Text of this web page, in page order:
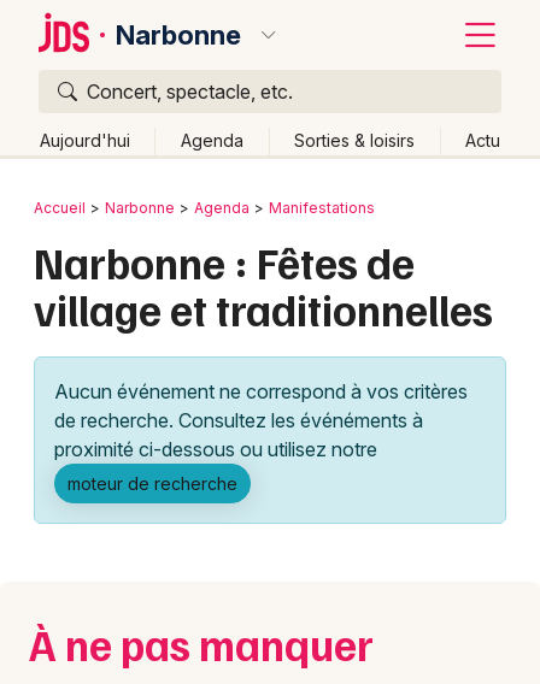
Narbonne
Concert, spectacle, etc.
Aujourd'hui Agenda Sorties & loisirs Actu
Publier un événement
Grands événements
Activité & Expérience
Manifestations
Foires & salons
Concerts
Bordeaux
Colmar
Lille
Lyon
Marseille
Mulhouse
Nice
Retour
Accueil Narbonne Agenda Manifestations
Narbonne : Fêtes de
village et traditionnelles
Aucun événement ne correspond à vos critères
de recherche. Consultez les événéments à
proximité ci-dessous ou utilisez notre
moteur de recherche
À ne pas manquer
Quoi ?
Où ?
Languedoc-Roussillon
Partout
Près de moi
Changer de lieu
Aujourd'hui
Demain Ce week-end Autre